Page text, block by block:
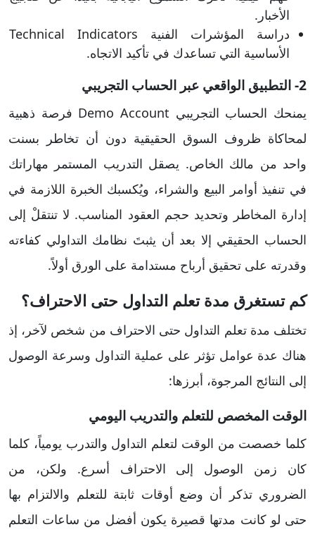
الأخبار.
دراسة المؤشرات الفنية Technical Indicators
الأساسية التي تساعدك في تأكيد الاتجاه.
2- التطبيق الواقعي عبر الحساب التجريبي
​يمنحك الحساب التجريبي Demo Account فرصة ذهبية
لمحاكاة ظروف السوق الحقيقية دون أن تخاطر بسنت
واحد من مالك الخاص. يصقل التدريب المستمر مهاراتك
في تنفيذ أوامر البيع والشراء، ويُكسبك الخبرة اللازمة في
إدارة المخاطر وتحديد حجم العقود المناسب. لا تنتقلْ إلى
الحساب الحقيقي إلا بعد أن يثبتَ نظامك التداولي كفاءته
وقدرته على تحقيق أرباح مستدامة على الورق أولاً.
كم تستغرق مدة تعلم التداول حتى الاحتراف؟
تختلف مدة تعلم التداول حتى الاحتراف من شخص لآخر، إذ
هناك عدة عوامل تؤثر على عملية التداول وسرعة الوصول
إلى النتائج المرجوة، أبرزها:
الوقت المخصص للتعلم والتدريب اليومي
كلما خصصت من الوقت لتعلم التداول والتدرب يومياً، كلما
كان زمن الوصول إلى الاحتراف أسرع. ولكن، من
الضروري تذكر أن وضع أوقات ثابتة للتعلم والالتزام بها
حتى لو كانت مدتها قصيرة يكون أفضل من ساعات التعلم